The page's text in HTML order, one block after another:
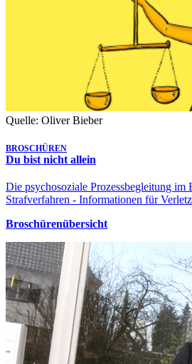
Quelle: Oliver Bieber
BROSCHÜREN
Du bist nicht allein
Die psychosoziale Prozessbegleitung im
Strafverfahren - Informationen für
Broschürenübersicht